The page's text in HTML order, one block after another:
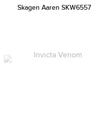
Skagen Aaren SKW6557